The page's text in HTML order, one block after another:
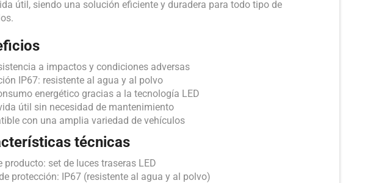
útil, siendo una solución eficiente y duradera para todo tipo de
a impactos y condiciones adversas
IP67: resistente al agua y al polvo
energético gracias a la tecnología LED
útil sin necesidad de mantenimiento
con una amplia variedad de vehículos
técnicas
producto: set de luces traseras LED
protección: IP67 (resistente al agua y al polvo)